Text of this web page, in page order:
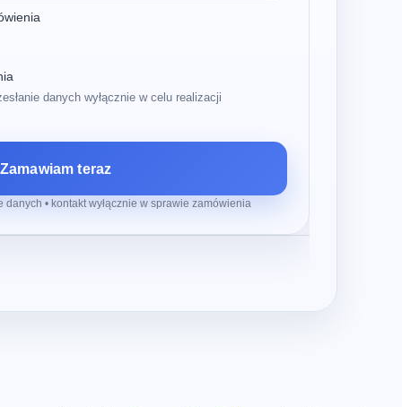
danych wyłącznie w celu realizacji
Zamawiam teraz
danych • kontakt wyłącznie w sprawie zamówienia